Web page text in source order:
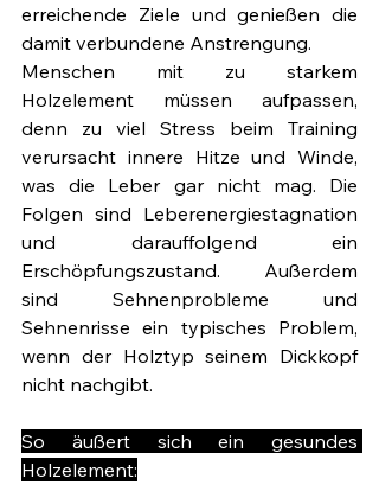
erreichende Ziele und genießen die
damit verbundene Anstrengung.
Menschen mit zu starkem
Holzelement müssen aufpassen,
denn zu viel Stress beim Training
verursacht innere Hitze und Winde,
was die Leber gar nicht mag. Die
Folgen sind Leberenergiestagnation
und darauffolgend ein
Erschöpfungszustand. Außerdem
sind Sehnenprobleme und
Sehnenrisse ein typisches Problem,
wenn der Holztyp seinem Dickkopf
nicht nachgibt.
So äußert sich ein gesundes
Holzelement: